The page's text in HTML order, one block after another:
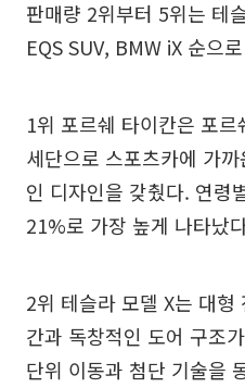
판매량 2위부터 5위는 테
EQS SUV, BMW iX 순으
1위 포르쉐 타이칸은 포
세단으로 스포츠카에 가
인 디자인을 갖췄다. 연령
21%로 가장 높게 나타났
2위 테슬라 모델 X는 대형
간과 독창적인 도어 구조
단위 이동과 첨단 기술을